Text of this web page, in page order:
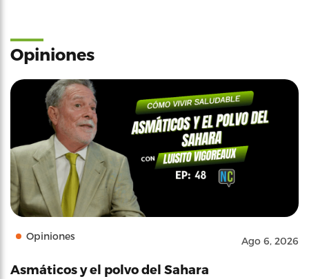
Opiniones
Opiniones Ago 6, 2026
Asmáticos y el polvo del Sahara